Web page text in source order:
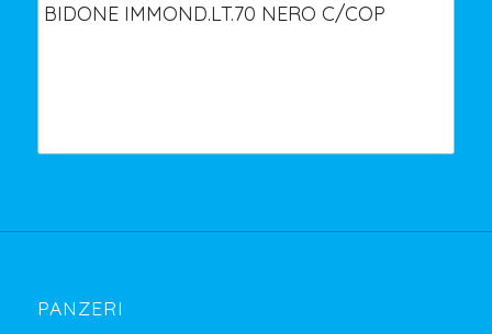
BIDONE IMMOND.LT.70 NERO C/COP
PANZERI